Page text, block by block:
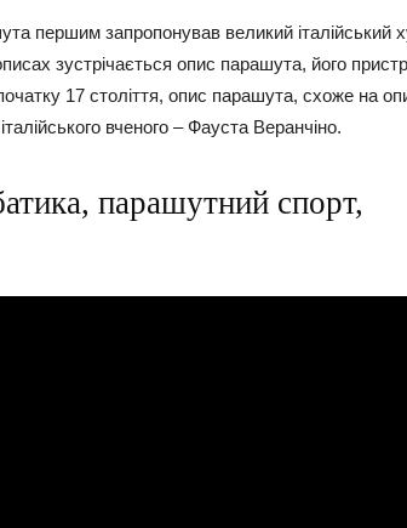
першим запропонував великий італійський
зустрічається опис парашута, його
17 століття, опис парашута, схоже на
вченого – Фауста Веранчіно.
парашутний спорт,